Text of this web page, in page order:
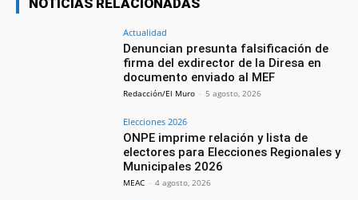
NOTICIAS RELACIONADAS
Actualidad
Denuncian presunta falsificación de
firma del exdirector de la Diresa en
documento enviado al MEF
Redacción/El Muro - 5 agosto, 2026
Elecciones 2026
ONPE imprime relación y lista de
electores para Elecciones Regionales y
Municipales 2026
MEAC - 4 agosto, 2026